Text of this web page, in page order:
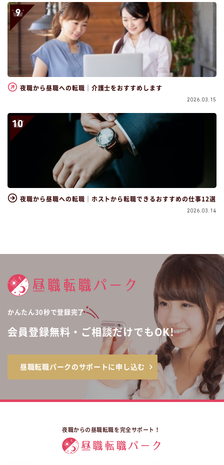
夜職から昼職への転職｜介護士をおすすめします
2026.03.15
夜職から昼職への転職｜ホストから転職できるおすすめの仕事12選
2026.03.14
かんたん30秒で登録完了
会員登録無料・ご相談だけでもOK!
昼職転職パークのサポートに申し込む
夜職からの昼職転職を完全サポート！